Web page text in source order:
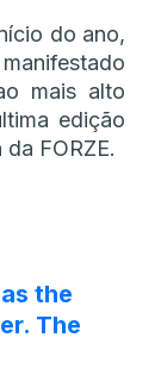
do ano,
mais alto
edição
FORZE.
as the
The